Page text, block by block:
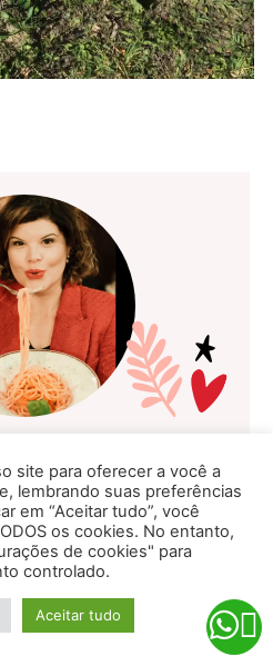
e editora do Portal Tour na
na Itália, onde vivo desde 2007.
e experiência no campo do
que queria apresentar a
uma forma diferente, através da
hoje nas nossas mesas, os
e o amor pela culinária
site para oferecer a você a
lembrando suas preferências
em “Aceitar tudo”, você
os cookies. No entanto,
de cookies" para
controlado.
Aceitar tudo